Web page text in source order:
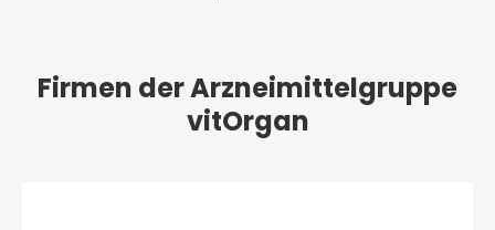
Firmen der Arzneimittelgruppe
vitOrgan